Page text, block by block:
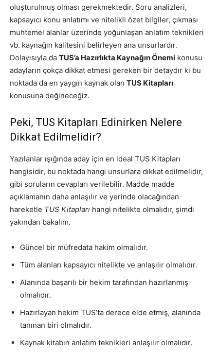
oluşturulmuş olması gerekmektedir. Soru analizleri,
kapsayıcı konu anlatımı ve nitelikli özet bilgiler, çıkması
muhtemel alanlar üzerinde yoğunlaşan anlatım teknikleri
vb. kaynağın kalitesini belirleyen ana unsurlardır.
Dolayısıyla da TUS’a Hazırlıkta Kaynağın Önemi konusu
adayların çokça dikkat etmesi gereken bir detaydır ki bu
noktada da en yaygın kaynak olan TUS Kitapları
konusuna değineceğiz.
Peki, TUS Kitapları Edinirken Nelere
Dikkat Edilmelidir?
Yazılanlar ışığında aday için en ideal TUS Kitapları
hangisidir, bu noktada hangi unsurlara dikkat edilmelidir,
gibi soruların cevapları verilebilir. Madde madde
açıklamanın daha anlaşılır ve yerinde olacağından
hareketle TUS Kitapları hangi nitelikte olmalıdır, şimdi
yakından bakalım.
Güncel bir müfredata hakim olmalıdır.
Tüm alanları kapsayıcı nitelikte ve anlaşılır olmalıdır.
Alanında başarılı bir hekim tarafından hazırlanmış
olmalıdır.
Hazırlayan hekim TUS’ta derece elde etmiş, alanında
tanınan biri olmalıdır.
Kaynak kitabın anlatım teknikleri anlaşılır olmalıdır.